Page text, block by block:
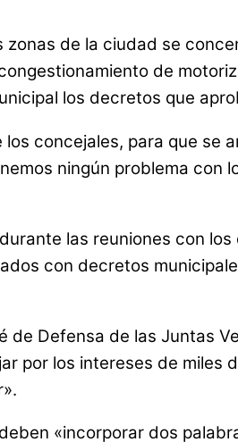
de la ciudad se
de
los decretos que
concejales, para que
ningún problema con
las reuniones con
con decretos
Defensa de las Juntas
por los intereses de
«incorporar dos